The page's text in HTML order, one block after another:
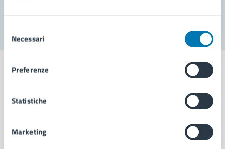
delNecessari
Preferenze
Statistiche
Marketing
Comune di Napoli
AMMINISTRAZIONE